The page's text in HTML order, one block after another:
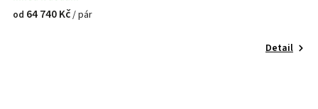
od 64 740 Kč/ pár
Detail